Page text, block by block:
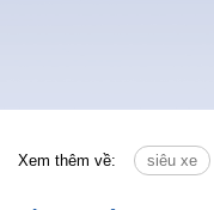
Xem thêm về: siêu xe